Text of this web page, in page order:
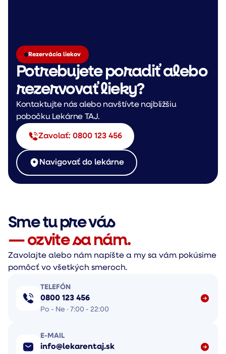
Rezervácia liekov
Potrebujete poradiť alebo
rezervovať lieky?
Kontaktujte nás alebo navštívte najbližšiu
pobočku Lekárne TAJ.
Zavolať: 0800 123 456
Navigovať do lekárne
Sme tu pre vás
— ozvite sa nám.
Zavolajte alebo nám napíšte a my sa vám pokúsime
pomôcť vo všetkých smeroch.
TELEFÓN
0800 123 456
Po - Ne · 7:00 - 22:00
E-MAIL
info@lekarentaj.sk